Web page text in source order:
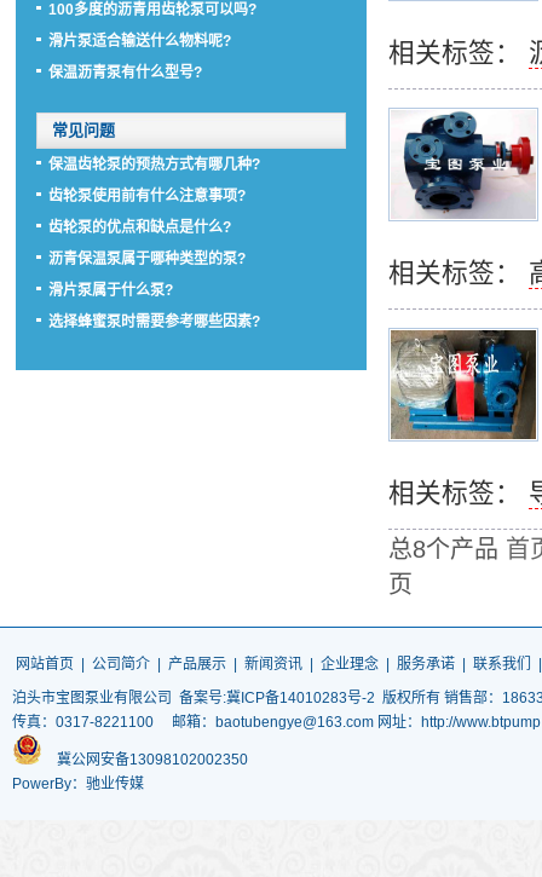
相关标签：
相关标签：
相关标签：
总8个产品 首
页
100多度的沥青用齿轮泵可以吗?
滑片泵适合输送什么物料呢?
保温沥青泵有什么型号?
常见问题
保温齿轮泵的预热方式有哪几种?
齿轮泵使用前有什么注意事项?
齿轮泵的优点和缺点是什么?
沥青保温泵属于哪种类型的泵?
滑片泵属于什么泵?
选择蜂蜜泵时需要参考哪些因素?
网站首页 公司简介 产品展示 新闻资讯 企业理念 服务承诺 联系我们
泊头市宝图泵业有限公司
备案号:冀ICP备14010283号-2 版权所有 销售部：
传真：0317-8221100 邮箱：baotubengye@163.com 网址：http://
冀公网安备13098102002350
PowerBy：驰业传媒